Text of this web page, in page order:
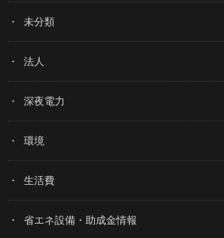
未分類
法人
深夜電力
環境
生活費
省エネ設備・助成金情報